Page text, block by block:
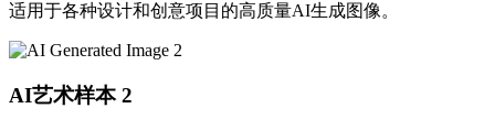
适用于各种设计和创意项目的高质量AI生成图像。
AI艺术样本 2